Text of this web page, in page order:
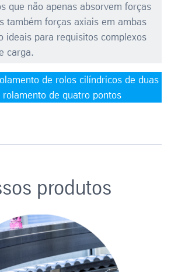
que não apenas absorvem forças
também forças axiais em ambas
ideais para requisitos complexos
carga.
de rolos cilíndricos de duas
de quatro pontos
produtos